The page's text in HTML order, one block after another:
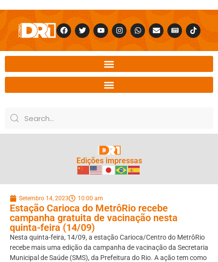
Edições impressas
Setembro 14, 2023 10:00 am
Estação Carioca do MetrôRio recebe
campanha gratuita de vacinação nesta
quinta-feira (14/09)
Nesta quinta-feira, 14/09, a estação Carioca/Centro do MetrôRio
recebe mais uma edição da campanha de vacinação da Secretaria
Municipal de Saúde (SMS), da Prefeitura do Rio. A ação tem como